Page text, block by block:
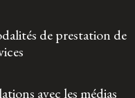
de prestation de
avec les médias